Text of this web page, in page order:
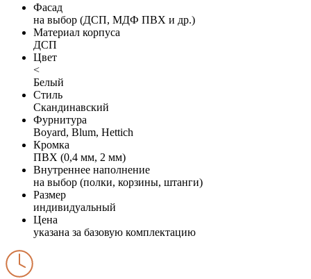
Фасад
на выбор (ДСП, МДФ ПВХ и др.)
Материал корпуса
ДСП
Цвет
<
Белый
Стиль
Скандинавский
Фурнитура
Boyard, Blum, Hettich
Кромка
ПВХ (0,4 мм, 2 мм)
Внутреннее наполнение
на выбор (полки, корзины, штанги)
Размер
индивидуальный
Цена
указана за базовую комплектацию